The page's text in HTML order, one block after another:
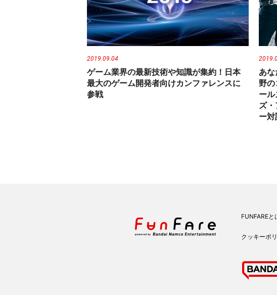
2019.09.04
ゲーム業界の最新技術や知識が集約！日本
最大のゲーム開発者向けカンファレンスに
参戦
あ
野
ー
ズ
ー対
FUNFAREと
クッキーポ